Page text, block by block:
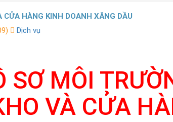
CỬA HÀNG KINH DOANH XĂNG DẦU
Dịch vụ
SƠ MÔI
VÀ CỬA